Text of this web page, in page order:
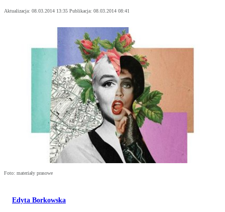
Aktualizacja: 08.03.2014 13:35 Publikacja: 08.03.2014 08:41
Foto: materiały prasowe
Edyta Borkowska